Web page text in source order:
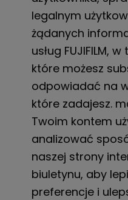
legalnym
żądanych
usług FUJIFILM,
które możesz
odpowiadać na
które zadajesz.
Twoim kontem
analizować
naszej strony
biuletynu, aby
preferencje i